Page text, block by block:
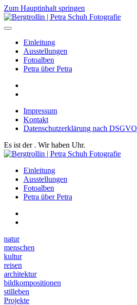
Zum Hauptinhalt springen
Einleitung
Ausstellungen
Fotoalben
Petra über Petra
Impressum
Kontakt
Datenschutzerklärung nach DSGVO
Es ist der . Wir haben Uhr.
Einleitung
Ausstellungen
Fotoalben
Petra über Petra
natur
menschen
kultur
reisen
architektur
bildkompositionen
stilleben
Projekte